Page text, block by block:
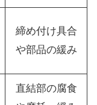
締め付け具合
や部品の緩み
直結部の腐食